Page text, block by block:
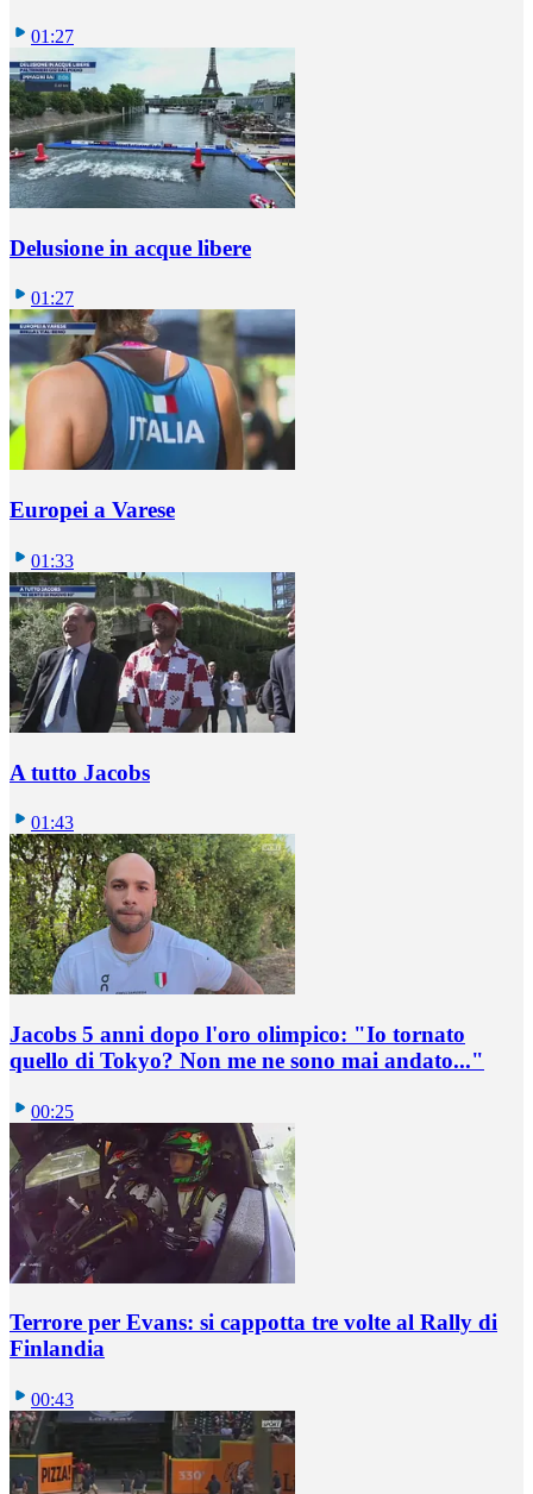
01:27
Delusione in acque libere
01:27
Europei a Varese
01:33
A tutto Jacobs
01:43
Jacobs 5 anni dopo l'oro olimpico: "Io tornato
quello di Tokyo? Non me ne sono mai andato..."
00:25
Terrore per Evans: si cappotta tre volte al Rally di
Finlandia
00:43